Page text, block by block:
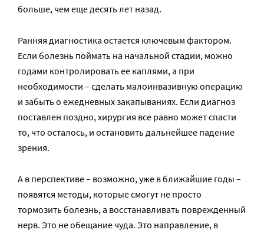
больше, чем еще десять лет назад.
Ранняя диагностика остается ключевым фактором.
Если болезнь поймать на начальной стадии, можно
годами контролировать ее каплями, а при
необходимости – сделать малоинвазивную операцию
и забыть о ежедневных закапываниях. Если диагноз
поставлен поздно, хирургия все равно может спасти
то, что осталось, и остановить дальнейшее падение
зрения.
А в перспективе – возможно, уже в ближайшие годы –
появятся методы, которые смогут не просто
тормозить болезнь, а восстанавливать поврежденный
нерв. Это не обещание чуда. Это направление, в